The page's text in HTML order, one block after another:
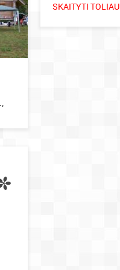
SKAITYTI TOLIAU